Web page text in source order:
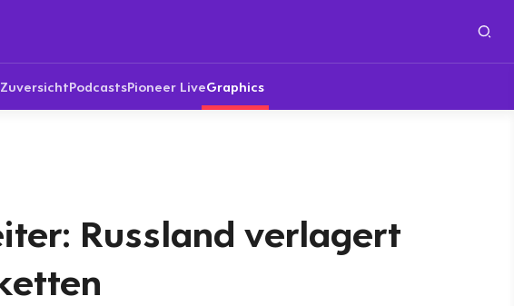
PodcastsPioneer LiveGraphics
Russland verlagert